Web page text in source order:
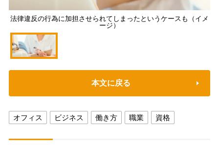
法律違反の行為に加担させられてしまったというケースも（イメ
ージ）
本文に戻る
オフィス ビジネス 働き方 職業 資格